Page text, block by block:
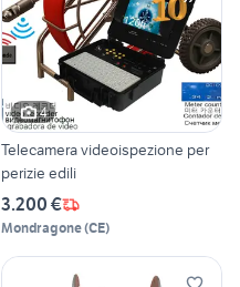
4
Telecamera videoispezione per
perizie edili
3.200 €
Mondragone(CE)